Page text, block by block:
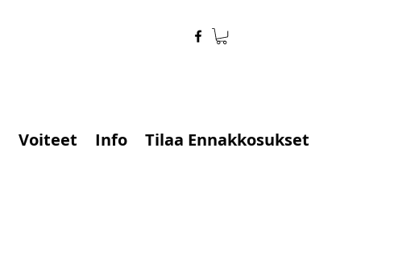
Voiteet Info Tilaa Ennakkosukset